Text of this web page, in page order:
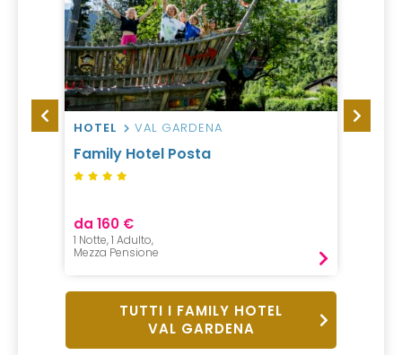
HOTEL VAL GARDENA
Family Hotel Posta
da 160 €
1 Notte, 1 Adulto,
Mezza Pensione
HOTEL
TUTTI I FAMILY HOTEL
VAL GARDENA